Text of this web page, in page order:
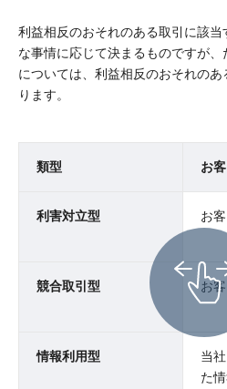
利益相反のおそれのある取引に該
な事情に応じて決まるものですが
については、利益相反のおそれの
ります。
類型 お
利害対立型 お
競合取引型 お
情報利用型
当
た